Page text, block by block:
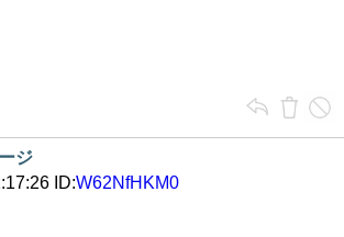
ジ
ID:W62NfHKM0